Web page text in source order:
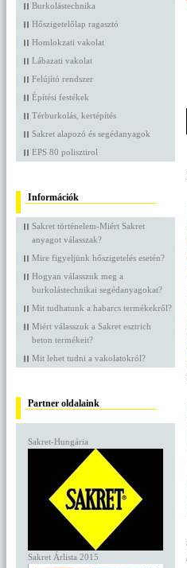
Burkolástechnika
Hőszigetelőlap ragasztó
Homlokzati vakolat
Lábazati vakolat
Felújító rendszer
Építési festékek
Térburkolás, kertépítés
Sakret alapozó és segédanyagok
EPS 80 polisztirol
Információk
Sakret történelem-Miért Sakret
anyagot válasszak?
Mire figyeljünk hőszigetelés esetén?
Hogyan válasszuk meg a
burkolástechnikai segédanyagokat?
Mit tudhatunk a habarcs termékekről?
Miért válasszuk a Sakret esztrich
beton termékeit?
Mit lehet tudni a vakolatokról?
Partner oldalaink
Sakret-Hungária
Sakret Árlista 2015
Ft
Sakret SKA